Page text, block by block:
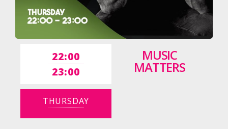
22:00
23:00
THURSDAY
MUSIC
MATTERS